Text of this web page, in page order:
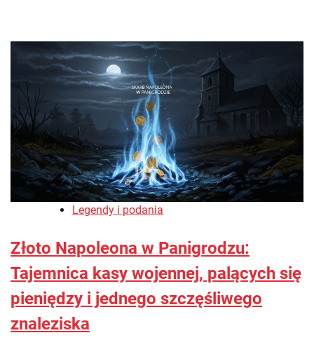
Legendy i podania
Złoto Napoleona w Panigrodzu:
Tajemnica kasy wojennej, palących się
pieniędzy i jednego szczęśliwego
znaleziska